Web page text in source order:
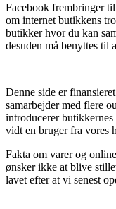
Facebook frembringer
om internet butikkens
butikker hvor du kan
desuden må benyttes til
Denne side er
samarbejder med flere
introducerer
vidt en bruger fra vores
Fakta om varer og
ønsker ikke at blive
lavet efter at vi senest